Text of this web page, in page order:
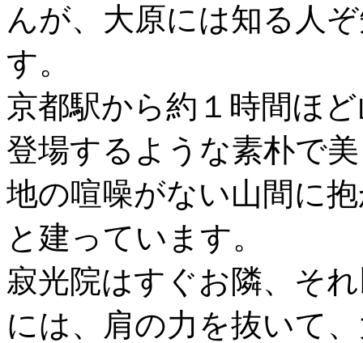
んが、大原には知る人
す。
京都駅から約１時間ほ
登場するような素朴で
地の喧噪がない山間に
と建っています。
寂光院はすぐお隣、そ
には、肩の力を抜いて